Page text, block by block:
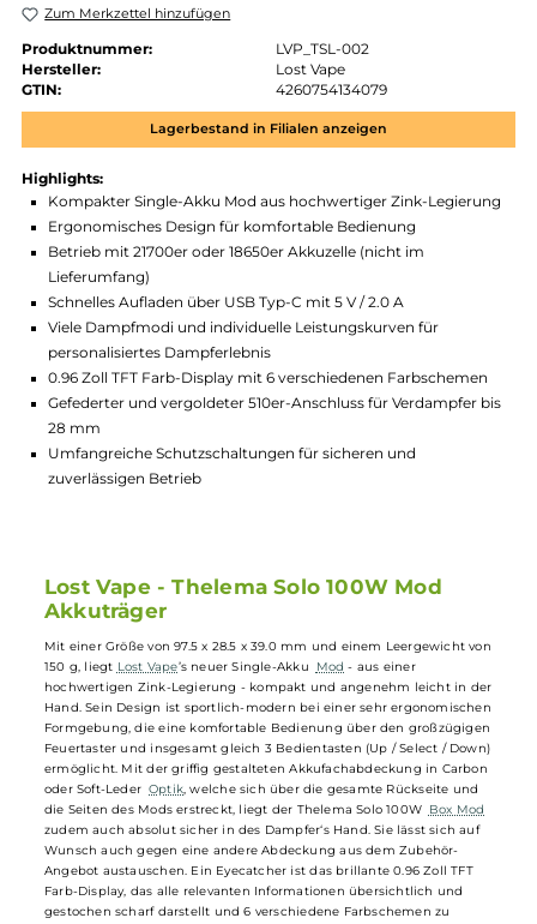
Produkt Anzahl: Gib den gewünschten Wert ein oder benutze die Schaltflächen um
Zum Merkzettel hinzufügen
Produktnummer:
Hersteller:
Lost Vape
GTIN:
4260754134079
Lagerbestand in Filialen anzeigen
Highlights:
Kompakter Single-Akku Mod aus hochwertiger Zink-
Ergonomisches Design für komfortable Bedienung
Betrieb mit 21700er oder 18650er Akkuzelle (nicht im
Lieferumfang)
Schnelles Aufladen über USB Typ-C mit 5 V / 2.0 A
Viele Dampfmodi und individuelle Leistungskurven für
28 mm
Umfangreiche Schutzschaltungen für sicheren und
zuverlässigen Betrieb
Lost Vape - Thelema Solo 100W Mod
Akkuträger
Mit einer Größe von 97.5 x 28.5 x 39.0 mm und einem Leergewicht
Lost Vape ’s neuer Single-Akku
hochwertigen Zink-Legierung - kompakt und angenehm leicht in
Hand. Sein Design ist sportlich-modern bei einer sehr